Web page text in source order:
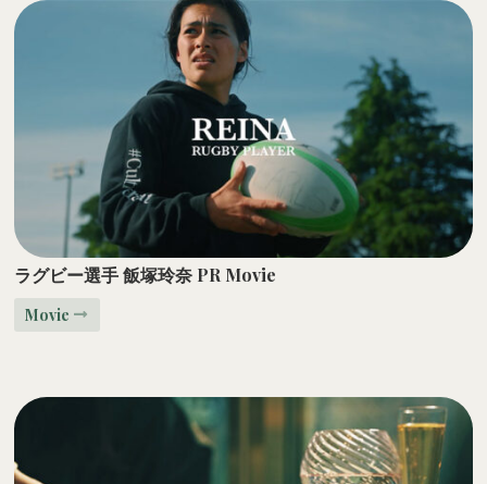
ラグビー選手 飯塚玲奈 PR Movie
Movie